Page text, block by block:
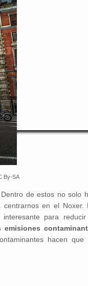
By-SA
. Dentro de estos no solo
en el Noxer.
para reducir
emisiones
hacen que